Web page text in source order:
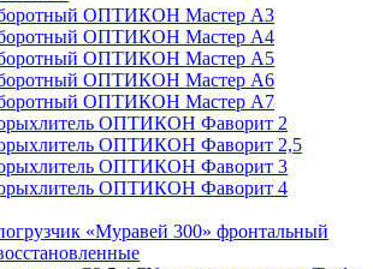
ОПТИКОН Мастер А3
ОПТИКОН Мастер А4
ОПТИКОН Мастер А5
ОПТИКОН Мастер А6
ОПТИКОН Мастер А7
ОПТИКОН Фаворит 2
ОПТИКОН Фаворит 2,5
ОПТИКОН Фаворит 3
ОПТИКОН Фаворит 4
«Муравей 300» фронтальный